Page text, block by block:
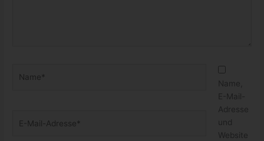
Mail-
Name,
E-Mail-
Adresse
und
Website